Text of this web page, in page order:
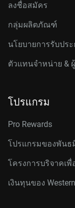
ลงชื่อสมัคร
กลุ่มผลิตภัณฑ์
นโยบายการรับปร
ตัวแทนจำหน่าย &
โปรแกรม
Pro Rewards
โปรแกรมของพันธ
โครงการบริจาคเ
เงินทุนของ